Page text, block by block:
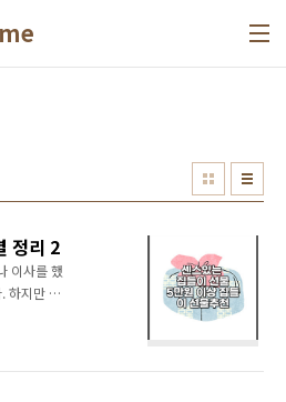
정리 2
이사를 했
하지만 뭘
이나 마